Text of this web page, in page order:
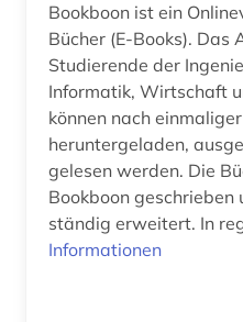
internetportal (1)
iot (1)
iso (2)
iso-norm (5)
Bookboon ist ein
Bücher (E-Books). Das
Studierende der
Informatik, Wirtschaft
können nach
heruntergeladen,
gelesen werden. Die Bücher werden exklusiv für
Bookboon
ständig erweitert. In
Informationen